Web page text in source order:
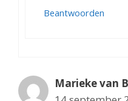
Beantwoorden
Marieke van